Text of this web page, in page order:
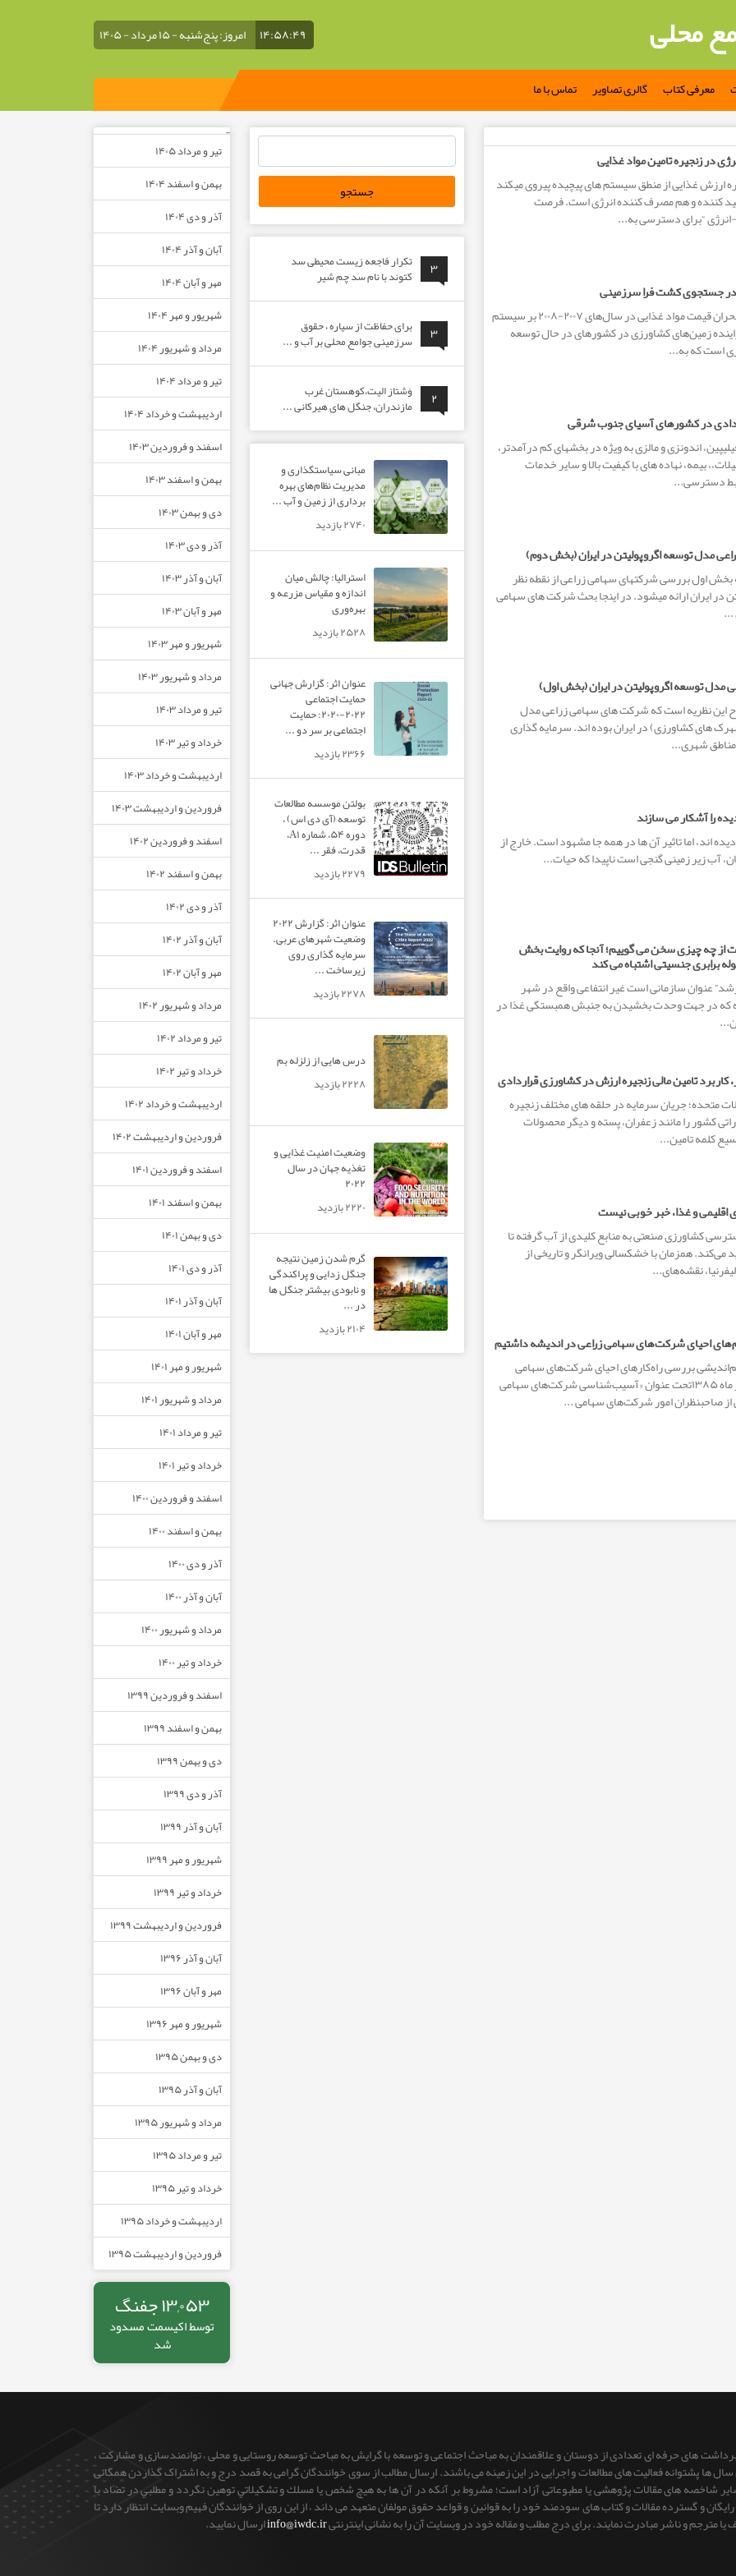
محلی ۱۴:۵۸:۵۰ امروز: پنج‌شنبه - ۱۵ مرداد - ۱۴۰۵
معرفی کتاب گالری تصاویر تماس با ما
در زنجیره تامین مواد غذایی
ارزش غذایی از منطق سیستم های پیچیده پیروی می­کند
کننده و هم مصرف کننده انرژی است. فرصت
انرژی “برای دسترسی به...
در جستجوی کشت فرا سرزمینی
یکی از اثرات ماندگار بحران قیمت مواد غذایی در سال‌های ۲۰۰۷-۲۰۰۸ بر سیستم
زمین‌های کشاورزی در کشورهای در حال توسعه
است که به...
در کشورهای آسیای جنوب شرقی
اندونزی و مالزی به ویژه در بخش­­های کم درآمدتر،
بیمه، نهاده های با کیفیت بالا و سایر خدمات
دسترسی...
مدل توسعه اگروپولیتن در ایران (بخش دوم)
بخش اول بررسی شرکت­های سهامی زراعی از نقطه نظر
در ایران ارائه می­شود. در اینجا بحث شرکت های سهامی
...
مدل توسعه اگروپولیتن در ایران (بخش اول)
این نظریه است که شرکت های سهامی زراعی مدل
های کشاورزی) در ایران بوده ­اند. سرمایه­ گذاری
شهری...
را آشکار می سازند
اند، اما تاثیر آن ها در همه جا مشهود است. خارج از
آب زیر زمینی گنجی است ناپیدا که حیات...
از چه چیزی سخن می گوییم؛ آنجا که روایت بخش
برابری جنسیتی اشتباه می کند
عنوان سازمانی است غیر انتفاعی واقع در شهر
که در جهت وحدت بخشیدن به جنبش همبستگی غذا در
کاربرد تامین مالی زنجیره ارزش در کشاورزی قراردادی
متحده؛ جریان سرمایه در حلقه های مختلف زنجیره
کشور را مانند زعفران، پسته و دیگر محصولات
کلمه تامین...
اقلیمی و غذا، خبر خوبی نیست
کشاورزی صنعتی به منابع کلیدی از آب گرفته تا
می‌کند. همزمان با خشکسالی ویرانگر و تاریخی از
نقشه‌های...
احیای شرکت‌های سهامی زراعی در اندیشه داشتیم
بررسی راه‌کارهای احیای شرکت‌های سهامی
زراعی یکشنبه ۲۵ تیر ماه ۱۳۸۵تحت عنوان «آسیب‌شناسی شرکت‌های سهامی
از صاحبنظران امور شرکت‌های سهامی ...
۳
تکرار فاجعه زیست محیطی سد
کتوند با نام سد چم شیر
۳
برای حفاظت از سیاره ، حقوق
سرزمینی جوامع محلی بر آب و ...
۲
وَشتاز الیت،کوهستان غرب
مازندران، جنگل های هیرکانی ...
مبانی سیاستگذاری و
مدیریت نظام‌های بهره‌
برداری از زمین و آب ...
۲۷۴۰ بازدید
استرالیا: چالش میان
اندازه و مقیاس مزرعه و
بهره‌وری
۲۵۲۸ بازدید
عنوان اثر: گزارش جهانی
حمایت اجتماعی
۲۰۲۲-۲۰۲۰: حمایت
اجتماعی بر سر دو ...
۲۳۶۶ بازدید
بولتن موسسه مطالعات
توسعه (آی دی اس) ،
دوره ۵۴، شماره A۱،
قدرت، فقر ...
۲۲۷۹ بازدید
عنوان اثر: گزارش ۲۰۲۲
وضعیت شهرهای عربی.
سرمایه گذاری روی
زیرساخت ...
۲۲۷۸ بازدید
درس هایی از زلزله بم
۲۲۲۸ بازدید
وضعیت امنیت غذایی و
تغذیه جهان در سال
۲۰۲۲
۲۲۲۰ بازدید
گرم شدن زمین نتیجه
جنگل زدایی و پراکندگی
و نابودی بیشتر جنگل ها
در ...
۲۱۰۴ بازدید
–
تیر و مرداد ۱۴۰۵
بهمن و اسفند ۱۴۰۴
آذر و دی ۱۴۰۴
آبان و آذر ۱۴۰۴
مهر و آبان ۱۴۰۴
شهریور و مهر ۱۴۰۴
مرداد و شهریور ۱۴۰۴
تیر و مرداد ۱۴۰۴
اردیبهشت و خرداد ۱۴۰۴
اسفند و فروردین ۱۴۰۳
بهمن و اسفند ۱۴۰۳
دی و بهمن ۱۴۰۳
آذر و دی ۱۴۰۳
آبان و آذر ۱۴۰۳
مهر و آبان ۱۴۰۳
شهریور و مهر ۱۴۰۳
مرداد و شهریور ۱۴۰۳
تیر و مرداد ۱۴۰۳
خرداد و تیر ۱۴۰۳
اردیبهشت و خرداد ۱۴۰۳
فروردین و اردیبهشت ۱۴۰۳
اسفند و فروردین ۱۴۰۲
بهمن و اسفند ۱۴۰۲
آذر و دی ۱۴۰۲
آبان و آذر ۱۴۰۲
مهر و آبان ۱۴۰۲
مرداد و شهریور ۱۴۰۲
تیر و مرداد ۱۴۰۲
خرداد و تیر ۱۴۰۲
اردیبهشت و خرداد ۱۴۰۲
فروردین و اردیبهشت ۱۴۰۲
اسفند و فروردین ۱۴۰۱
بهمن و اسفند ۱۴۰۱
دی و بهمن ۱۴۰۱
آذر و دی ۱۴۰۱
آبان و آذر ۱۴۰۱
مهر و آبان ۱۴۰۱
شهریور و مهر ۱۴۰۱
مرداد و شهریور ۱۴۰۱
تیر و مرداد ۱۴۰۱
خرداد و تیر ۱۴۰۱
اسفند و فروردین ۱۴۰۰
بهمن و اسفند ۱۴۰۰
آذر و دی ۱۴۰۰
آبان و آذر ۱۴۰۰
مرداد و شهریور ۱۴۰۰
خرداد و تیر ۱۴۰۰
اسفند و فروردین ۱۳۹۹
بهمن و اسفند ۱۳۹۹
دی و بهمن ۱۳۹۹
آذر و دی ۱۳۹۹
آبان و آذر ۱۳۹۹
شهریور و مهر ۱۳۹۹
خرداد و تیر ۱۳۹۹
فروردین و اردیبهشت ۱۳۹۹
آبان و آذر ۱۳۹۶
مهر و آبان ۱۳۹۶
شهریور و مهر ۱۳۹۶
دی و بهمن ۱۳۹۵
آبان و آذر ۱۳۹۵
مرداد و شهریور ۱۳۹۵
تیر و مرداد ۱۳۹۵
خرداد و تیر ۱۳۹۵
اردیبهشت و خرداد ۱۳۹۵
فروردین و اردیبهشت ۱۳۹۵
۱۳,۰۵۳ جفنگ
توسط اکیسمت مسدود
شد
های حرفه ای تعدادی از دوستان و علاقمندان به مباحث اجتماعی و توسعه با گرایش به مباحث توسعه روستایی و محلی ، توانمندسازی و مشارکت ،
سال ها پشتوانه فعالیت های مطالعات و اجرایی در این زمینه می باشند. ارسال مطالب از سوی خوانندگان گرامی به قصد درج و به اشتراک گذاردن همگانی
شاخصه های مقالات پژوهشی یا مطبوعاتی آزاد است؛ مشروط بر آنكه در آن ها به هيچ شخص يا مسلك و تشكيلاتي توهين نگردد و مطلبي در تضاد با
و گسترده مقالات و کتاب های سودمند خود را به قوانین و قواعد حقوق مولفان متعهد می داند ، از این روی از خوانندگان فهیم وبسایت انتظار دارد تا
یا مترجم و ناشر مبادرت نمایند. برای درج مطلب و مقاله خود در وبسایت آن را به نشانی اینترنتیinfo@iwdc.irارسال نمایید.